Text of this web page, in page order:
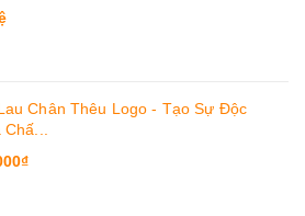
Chân Thêu Logo - Tạo Sự Độc
Chấ...